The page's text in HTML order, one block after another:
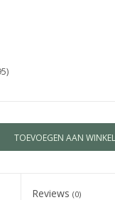
TOEVOEGEN AAN
Reviews(0)